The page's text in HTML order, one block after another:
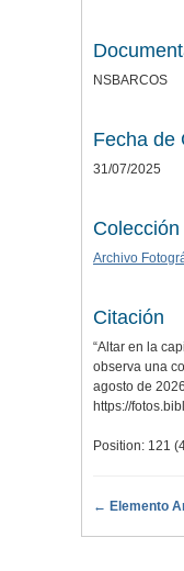
NSBARCOS
Fecha de
31/07/2025
Colección
Archivo
Citación
“Altar en la
observa una
agosto de
https://
Position: 121 (
← Elemento